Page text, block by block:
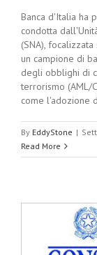
Banca d'Italia ha
condotta
(SNA),
un campione di
degli obblighi di
terrorismo (AML/
come l'adozione
By EddyStone |
Read More